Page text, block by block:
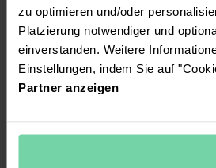
zu optimieren und/oder
Platzierung notwendiger und
einverstanden. Weitere
Einstellungen, indem Sie auf
Partner anzeigen